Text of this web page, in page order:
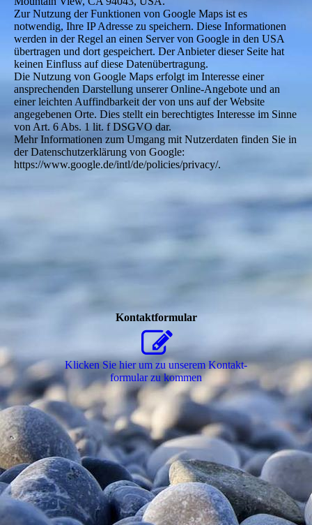
Zur Nutzung der Funktionen von Google Maps ist es
notwendig, Ihre IP Adresse zu speichern. Diese Informationen
werden in der Regel an einen Server von Google in den USA
übertragen und dort gespeichert. Der Anbieter dieser Seite hat
keinen Einfluss auf diese Datenübertragung.
Die Nutzung von Google Maps erfolgt im Interesse einer
ansprechenden Darstellung unserer Online-Angebote und an
einer leichten Auffindbarkeit der von uns auf der Website
angegebenen Orte. Dies stellt ein berechtigtes Interesse im Sinne
von Art. 6 Abs. 1 lit. f DSGVO dar.
Mehr Informationen zum Umgang mit Nutzerdaten finden Sie in
der Datenschutzerklärung von Google:
https://www.google.de/intl/de/policies/privacy/.
Kontaktformular
Klicken Sie hier um zu unserem Kon­takt­
for­mu­lar zu kommen